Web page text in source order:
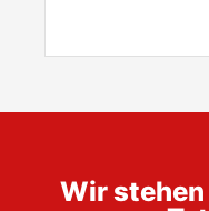
Wir stehen